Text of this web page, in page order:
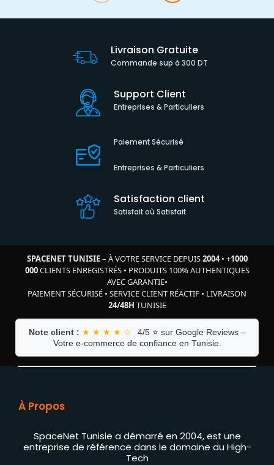
Livraison Gratuite
Commande sup à 300 DT
Support Client
Entreprises & Particuliers
Paiement Sécurisé
Entreprises & Particuliers
Satisfaction client
Satisfait où Satisfait
SPACENET TUNISIE– À VOTRE SERVICE DEPUIS2004• +1000
000CLIENTS ENREGISTRÉS• PRODUITS 100% AUTHENTIQUES
AVEC GARANTIE•
PAIEMENT SÉCURISÉ • SERVICE CLIENT RÉACTIF • LIVRAISON
24/48H TUNISIE
Note client : ★ ★ ★ ★ ☆
4/5 ⭐ sur Google Reviews –
Votre e-commerce de confiance en Tunisie.
À Propos
SpaceNet Tunisie a démarré en 2004, est une
entreprise de référence dans le domaine du High-
Tech